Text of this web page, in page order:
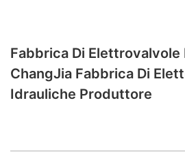
Fabbrica Di Elettrovalvole
ChangJia​ Fabbrica Di
Idrauliche​ Produttore